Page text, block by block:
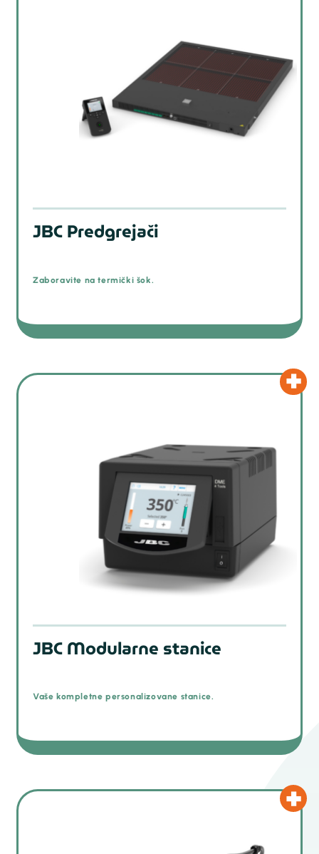
JBC Predgrejači
Zaboravite na termički šok.
JBC Modularne stanice
Vaše kompletne personalizovane stanice.